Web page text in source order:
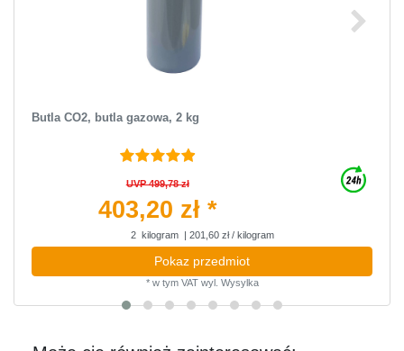
Butla CO2, butla gazowa, 2 kg
UVP 499,78 zł
403,20 zł *
2 kilogram | 201,60 zł / kilogram
Pokaz przedmiot
* w tym VATwyl. Wysylka